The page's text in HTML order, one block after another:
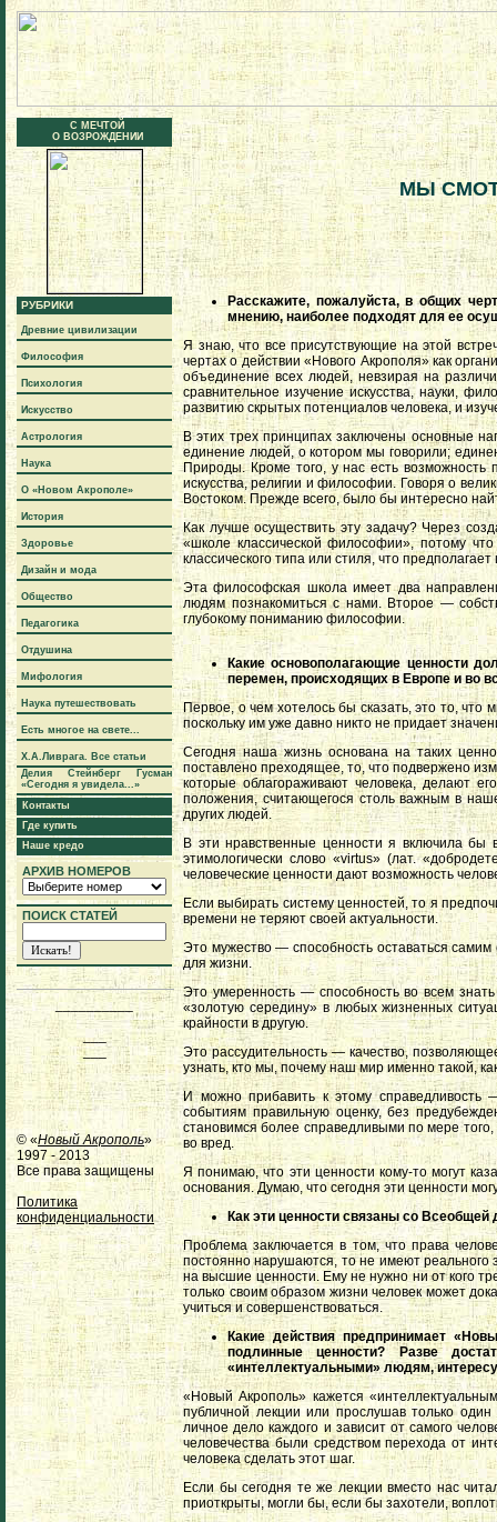
С МЕЧТОЙ
О ВОЗРОЖДЕНИИ
РУБРИКИ
Древние цивилизации
Философия
Психология
Искусство
Астрология
Наука
О «Новом Акрополе»
История
Здоровье
Дизайн и мода
Общество
Педагогика
Отдушина
Мифология
Наука путешествовать
Есть многое на свете...
Х.А.Ливрага. Все статьи
Делия Стейнберг Гусман
«Сегодня я увидела...»
Контакты
Где купить
Наше кредо
АРХИВ НОМЕРОВ
ПОИСК СТАТЕЙ
__________
___
___
© «Новый Акрополь»
1997 - 2013
Все права защищены
Политика
конфиденциальности
МЫ
Расскажите, пожалуйста, в общих
мнению, наиболее подходят для ее
Я знаю, что все присутствующие на этой
чертах о действии «Нового Акрополя» как
объединение всех людей, невзирая на
сравнительное изучение искусства, науки,
развитию скрытых потенциалов человека, и
В этих трех принципах заключены основные
единение людей, о котором мы говорили;
Природы. Кроме того, у нас есть возможность
искусства, религии и философии. Говоря о
Востоком. Прежде всего, было бы интересно
Как лучше осуществить эту задачу? Через
«школе классической философии», потому
классического типа или стиля, что
Эта философская школа имеет два
людям познакомиться с нами. Второе —
глубокому пониманию философии.
Какие основополагающие ценности
перемен, происходящих в Европе и во
Первое, о чем хотелось бы сказать, это то,
поскольку им уже давно никто не придает
Сегодня наша жизнь основана на таких
поставлено преходящее, то, что подвержено
которые облагораживают человека, делают
положения, считающегося столь важным в
других людей.
В эти нравственные ценности я включила бы
этимологически слово «virtus» (лат.
человеческие ценности дают возможность
Если выбирать систему ценностей, то я
времени не теряют своей актуальности.
Это мужество — способность оставаться
для жизни.
Это умеренность — способность во всем
«золотую середину» в любых жизненных
крайности в другую.
Это рассудительность — качество,
узнать, кто мы, почему наш мир именно такой,
И можно прибавить к этому справедливость
событиям правильную оценку, без
становимся более справедливыми по мере
во вред.
Я понимаю, что эти ценности кому-то могут
основания. Думаю, что сегодня эти ценности
Как эти ценности связаны со Всеобщей
Проблема заключается в том, что права
постоянно нарушаются, то не имеют
на высшие ценности. Ему не нужно ни от кого
только своим образом жизни человек может
учиться и совершенствоваться.
Какие действия предпринимает
подлинные ценности? Разве
«интеллектуальными» людям,
«Новый Акрополь» кажется
публичной лекции или прослушав только
личное дело каждого и зависит от самого
человечества были средством перехода от
человека сделать этот шаг.
Если бы сегодня те же лекции вместо нас
приоткрыты, могли бы, если бы захотели,